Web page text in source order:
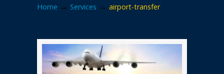
Home → Services → airport-transfer